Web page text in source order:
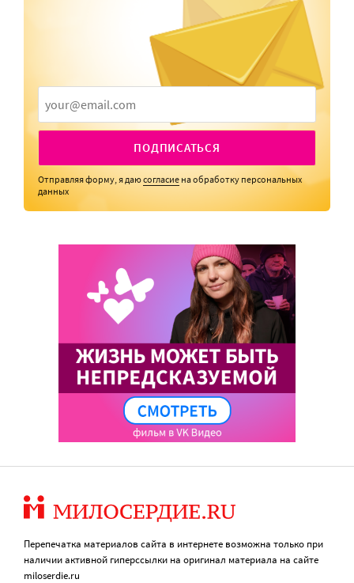
ПОДПИСАТЬСЯ
Отправляя форму, я даюсогласие на обработку персональных
данных
Перепечатка материалов сайта в интернете возможна только при
наличии активной гиперссылки на оригинал материала на сайте
miloserdie.ru